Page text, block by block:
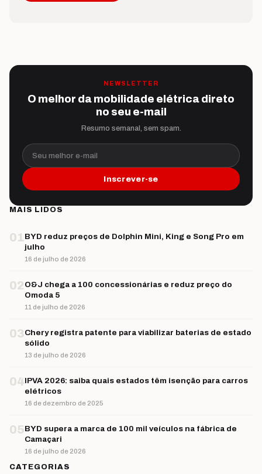
NEWSLETTER
O melhor da mobilidade elétrica direto
no seu e-mail
Resumo semanal, sem spam.
Seu melhor e-mail
Inscrever-se
MAIS LIDOS
01BYD reduz preços de Dolphin Mini, King e Song Pro em
julho
16 de julho de 2026
02 O&J chega a 100 concessionárias e reduz preço do
Omoda 5
11 de julho de 2026
03Chery registra patente para viabilizar baterias de estado
sólido
13 de julho de 2026
04IPVA 2026: saiba quais estados têm isenção para carros
elétricos
16 de dezembro de 2025
05BYD supera a marca de 100 mil veículos na fábrica de
Camaçari
16 de julho de 2026
CATEGORIAS